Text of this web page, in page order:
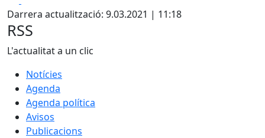
Darrera actualització: 9.03.2021 | 11:18
RSS
L'actualitat a un clic
Notícies
Agenda
Agenda política
Avisos
Publicacions